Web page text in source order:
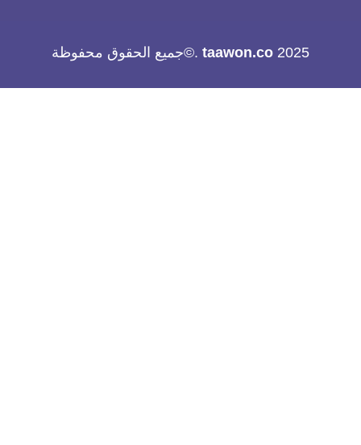
2025
taawon.co.©جميع الحقوق محفوظة